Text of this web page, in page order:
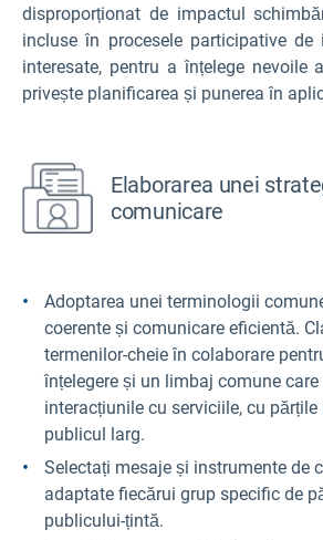
disproporționat de impactul
incluse în procesele participative
interesate, pentru a înțelege nevoile
privește planificarea și punerea în
Elaborarea unei
comunicare
Adoptarea unei terminologii
coerente și comunicare eficientă.
termenilor-cheie în colaborare
înțelegere și un limbaj comune
interacțiunile cu serviciile, cu părțile
publicul larg.
Selectați mesaje și instrumente de
adaptate fiecărui grup specific de
publicului-țintă.